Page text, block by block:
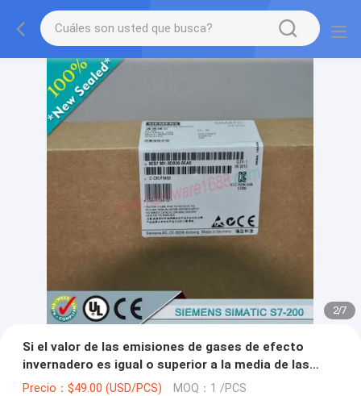
2/7
Si el valor de las emisiones de gases de efecto
invernadero es igual o superior a la media de las
emisiones de gases de efecto invernadero, el valor
Precio：$49.00 (USD/PCS) MOQ：1 /PCS